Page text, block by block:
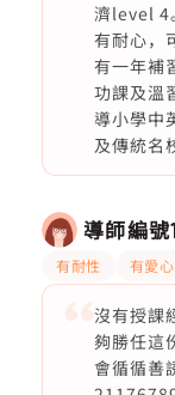
濟level 4
有耐心，
有一年補
功課及溫
導小學中
及傳統名
導師編號
有耐性 有愛心
沒有授課
夠勝任這
會循循善